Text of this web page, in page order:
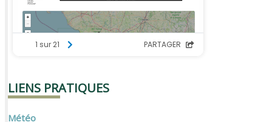
LIENS PRATIQUES
Météo